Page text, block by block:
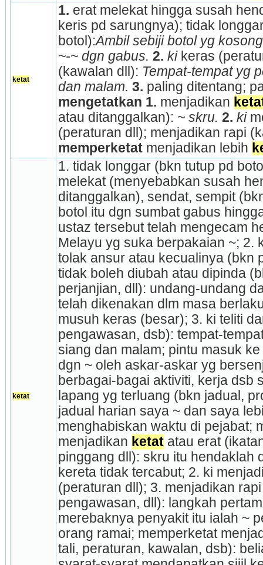
ketat
1. erat melekat hingga susah
keris pd sarungnya); tidak
botol):Ambil sebiji botol yg
~-~ dgn gabus. 2. ki keras
(kawalan dll): Tempat-tempat yg
dan malam. 3. paling ditentang;
mengetatkan 1. menjadikan
atau ditanggalkan): ~ skru. 2. ki
memperketat menjadikan lebih
ketat
1. tidak longgar (bkn tutup pd
melekat (menyebabkan susah
ditanggalkan), sendat, sempit
botol itu dgn sumbat gabus
ustaz tersebut telah mengecam
Melayu yg suka berpakaian ~; 2.
tolak ansur atau kecualinya (bkn
tidak boleh diubah atau dipinda
perjanjian, dll): undang-undang
telah dikenakan dlm masa
musuh keras (besar); 3. ki teliti
pengawasan, dsb): tempat-
siang dan malam; pintu masuk
dgn ~ oleh askar-askar yg
berba­gai-bagai aktiviti, kerja dsb
lapang yg terluang (bkn jadual,
jadual harian saya ~ dan saya
menghabiskan waktu di pejabat;
menjadikan ketat atau erat
pinggang dll): skru itu hendaklah
kereta tidak tercabut; 2. ki
(peraturan dll); 3. menjadikan
pengawasan, dll): langkah
merebaknya penyakit itu ialah ~
orang ramai; memperketat
tali, peraturan, kawalan, dsb):